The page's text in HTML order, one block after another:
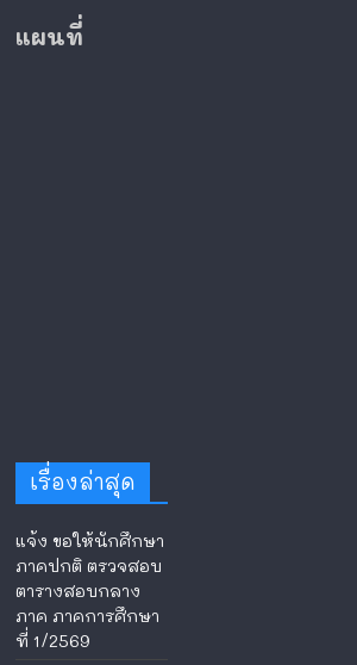
แผนที่
เรื่องล่าสุด
แจ้ง ขอให้นักศึกษา
ภาคปกติ ตรวจสอบ
ตารางสอบกลาง
ภาค ภาคการศึกษา
ที่ 1/2569